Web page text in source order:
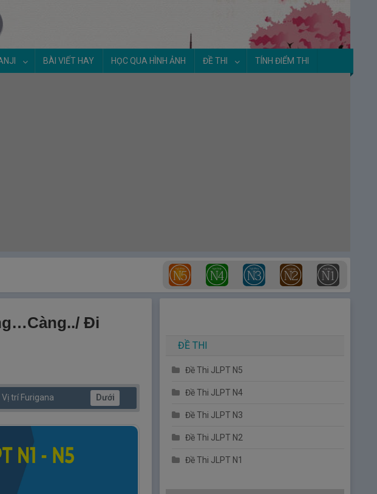
BÀI VIẾT HAY HỌC QUA HÌNH ẢNH ĐỀ THI TÍNH ĐIỂM THI
Đi
Vị trí Furigana Dưới
ĐỀ THI
Đề Thi JLPT N5
Đề Thi JLPT N4
Đề Thi JLPT N3
Đề Thi JLPT N2
Đề Thi JLPT N1